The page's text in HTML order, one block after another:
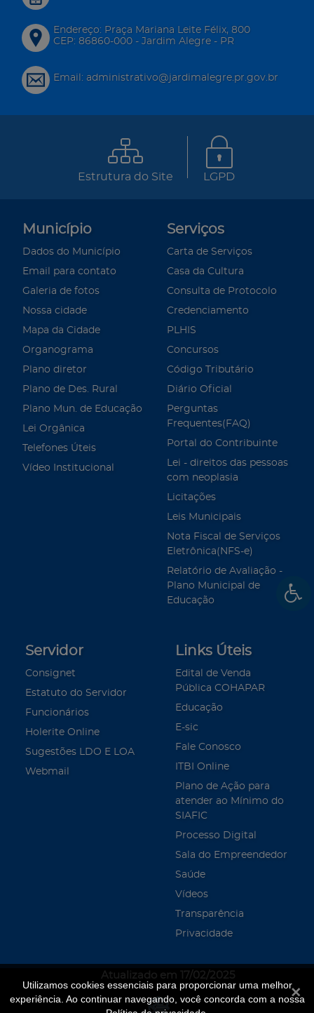
Utilizamos cookies essenciais para proporcionar uma melhor
experiência. Ao continuar navegando, você concorda com a nossa
Endereço: Praça Mariana Leite Félix, 800
CEP: 86860-000 - Jardim Alegre - PR
Email: administrativo@jardimalegre.pr.gov.br
Estrutura do Site LGPD
Município
Dados do Município
Email para contato
Galeria de fotos
Nossa cidade
Mapa da Cidade
Organograma
Plano diretor
Plano de Des. Rural
Plano Mun. de Educação
Lei Orgânica
Telefones Úteis
Vídeo Institucional
Serviços
Carta de Serviços
Casa da Cultura
Consulta de Protocolo
Credenciamento
PLHIS
Concursos
Código Tributário
Diário Oficial
Perguntas
Frequentes(FAQ)
Portal do Contribuinte
Lei - direitos das pessoas
com neoplasia
Licitações
Leis Municipais
Nota Fiscal de Serviços
Eletrônica(NFS-e)
Relatório de Avaliação -
Plano Municipal de
Educação
Servidor
Consignet
Estatuto do Servidor
Funcionários
Holerite Online
Sugestões LDO E LOA
Webmail
Links Úteis
Edital de Venda
Pública COHAPAR
Educação
E-sic
Fale Conosco
ITBI Online
Plano de Ação para
atender ao Mínimo do
SIAFIC
Processo Digital
Sala do Empreendedor
Saúde
Vídeos
Transparência
Privacidade
Atualizado em 17/02/2025